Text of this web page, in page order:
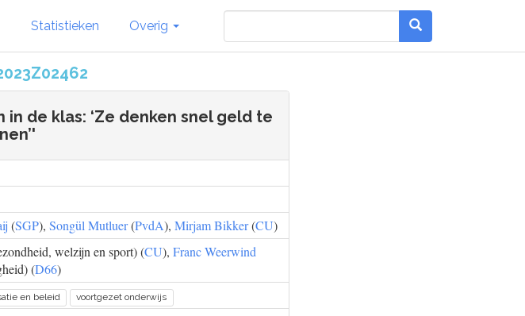
Statistieken Overig
de klas: ‘Ze denken snel geld te
(SGP), Songül Mutluer(PvdA), Mirjam Bikker(CU)
welzijn en sport) (CU), Franc Weerwind
(D66)
en beleid voortgezet onderwijs